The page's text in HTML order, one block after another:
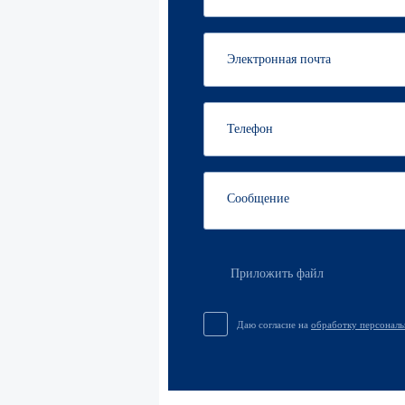
Приложить файл
Даю согласие на обработку